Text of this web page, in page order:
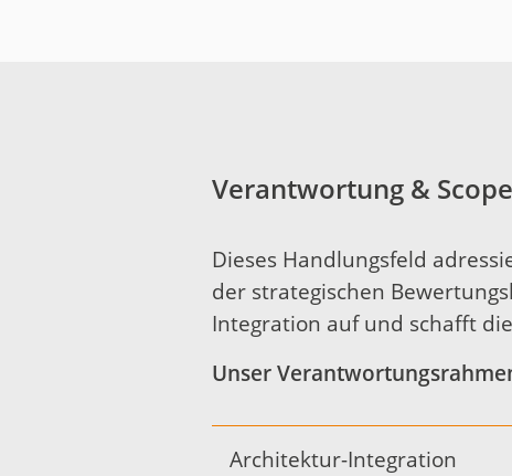
Verantwortung &
Dieses Handlungsfeld
der strategischen
Integration auf und schafft
Unser
Architektur-Integration